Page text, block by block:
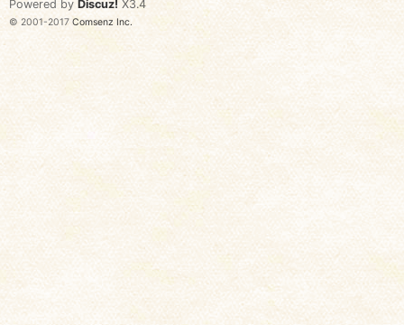
Powered by Discuz! X3.4
© 2001-2017 Comsenz Inc.